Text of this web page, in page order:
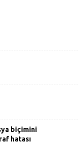
biçimini
hatası